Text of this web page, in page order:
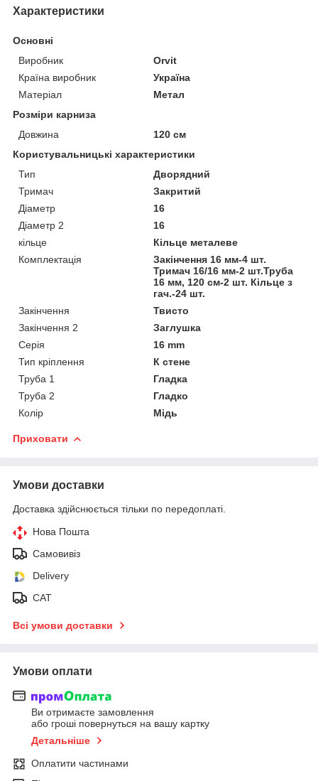
Характеристики
Основні
Виробник
Orvit
Країна виробник
Україна
Матеріал
Метал
Розміри карниза
Довжина
120 см
Користувальницькі характеристики
Тип
Дворядний
Тримач
Закритий
Діаметр
16
Діаметр 2
16
кільце
Кільце металеве
Комплектація
Закінчення 16 мм-4 шт.
Тримач 16/16 мм-2 шт.Труба
16 мм, 120 см-2 шт. Кільце з
гач.-24 шт.
Закінчення
Твисто
Закінчення 2
Заглушка
Серія
16 mm
Тип кріплення
К стене
Труба 1
Гладка
Труба 2
Гладко
Колір
Мідь
Приховати
Умови доставки
Доставка здійснюється тільки по передоплаті.
Нова Пошта
Самовивіз
Delivery
САТ
Всі умови доставки
Умови оплати
Ви отримаєте замовлення
або гроші повернуться на вашу картку
Детальніше
Оплатити частинами